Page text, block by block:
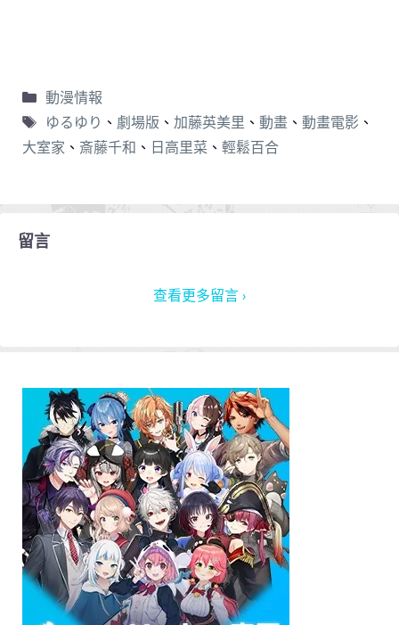
動漫情報
ゆるゆり 、 劇場版 、 加藤英美里 、 動畫、 動畫電影 、
大室家 、 斎藤千和 、 日高里菜 、 輕鬆百合
留言
查看更多留言 ›